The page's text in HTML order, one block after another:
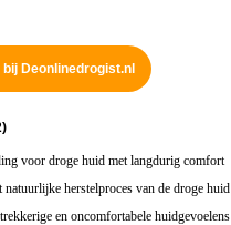
Deonlinedrogist.nl
voor droge huid met langdurig comfort
natuurlijke herstelproces van de droge huid
en oncomfortabele huidgevoelens